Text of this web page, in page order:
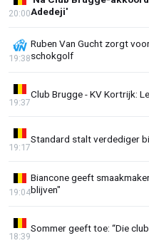
Adedeji'
20:00
Ruben Van Gucht zorgt
schokgolf
19:38
Club Brugge - KV Kortrijk:
19:37
Standard stalt verdediger
19:17
Biancone geeft
blijven"
19:04
Sommer geeft toe: “Die
18:39